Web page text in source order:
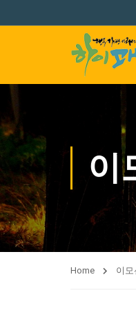
이
Home 이모